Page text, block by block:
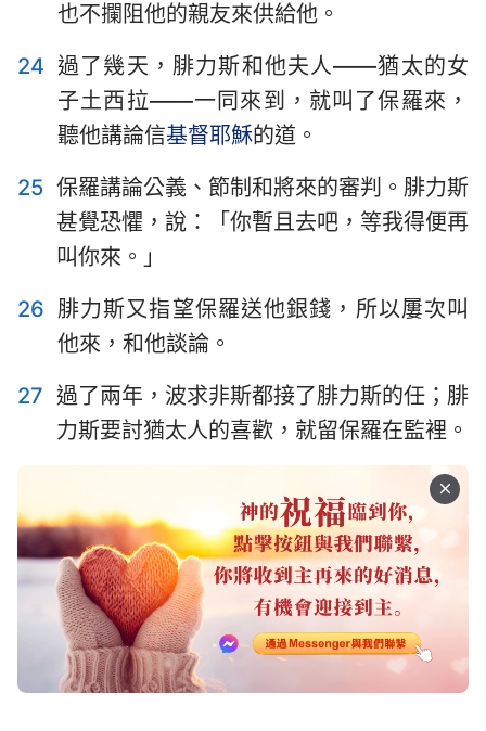
也不攔阻他的親友來供給他。
24 過了幾天，腓力斯和他夫人——猶太的女
子土西拉——一同來到，就叫了保羅來，
聽他講論信基督耶穌的道。
25 保羅講論公義、節制和將來的審判。腓力斯
甚覺恐懼，說：「你暫且去吧，等我得便再
叫你來。」
26 腓力斯又指望保羅送他銀錢，所以屢次叫
他來，和他談論。
27 過了兩年，波求非斯都接了腓力斯的任；腓
力斯要討猶太人的喜歡，就留保羅在監裡。